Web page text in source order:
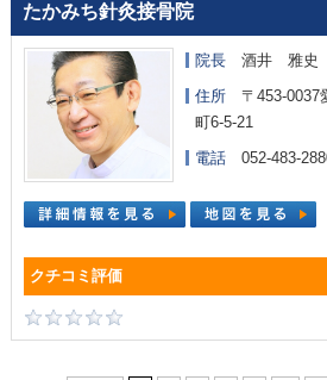
たかみち針灸接骨院
院長酒井 雅史
住所〒453-0037
町6-5-21
電話052-483-